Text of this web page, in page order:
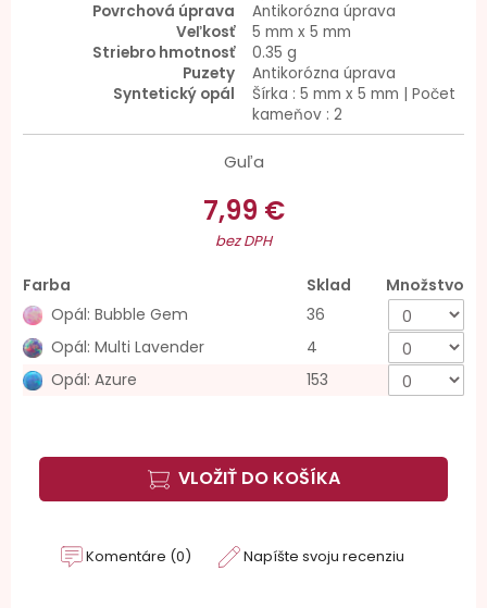
Povrchová úprava
Antikorózna úprava
Veľkosť
5 mm x 5 mm
Striebro hmotnosť
0.35 g
Puzety
Antikorózna úprava
Syntetický opál
Šírka : 5 mm x 5 mm | Počet
kameňov : 2
Guľa
7,99 €
bez DPH
Farba Sklad
Množstvo
Opál: Bubble Gem
36
Opál: Multi Lavender
4
Opál: Azure
153
VLOŽIŤ DO KOŠÍKA
Komentáre (0) Napíšte svoju recenziu